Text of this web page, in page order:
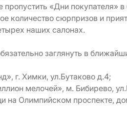
пропустить «Дни покупателя»
количество сюрпризов и
наших салонах.
заглянуть в
г. Химки, ул.Бутаково д.4;
мелочей», м. Бибирево,
на Олимпийском проспекте,